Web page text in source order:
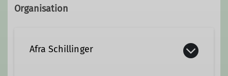
Organisation
Afra Schillinger